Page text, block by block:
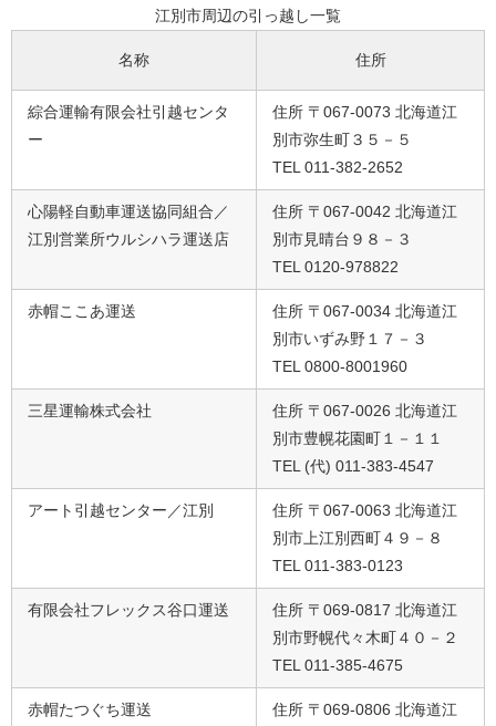
江別市周辺の引っ越し一覧
名称 住所
綜合運輸有限会社引越センタ
ー
住所 〒067-0073 北海道江
別市弥生町３５－５
TEL 011-382-2652
心陽軽自動車運送協同組合／
江別営業所ウルシハラ運送店
住所 〒067-0042 北海道江
別市見晴台９８－３
TEL 0120-978822
赤帽ここあ運送
住所 〒067-0034 北海道江
別市いずみ野１７－３
TEL 0800-8001960
三星運輸株式会社
住所 〒067-0026 北海道江
別市豊幌花園町１－１１
TEL (代) 011-383-4547
アート引越センター／江別
住所 〒067-0063 北海道江
別市上江別西町４９－８
TEL 011-383-0123
有限会社フレックス谷口運送
住所 〒069-0817 北海道江
別市野幌代々木町４０－２
TEL 011-385-4675
赤帽たつぐち運送
住所 〒069-0806 北海道江